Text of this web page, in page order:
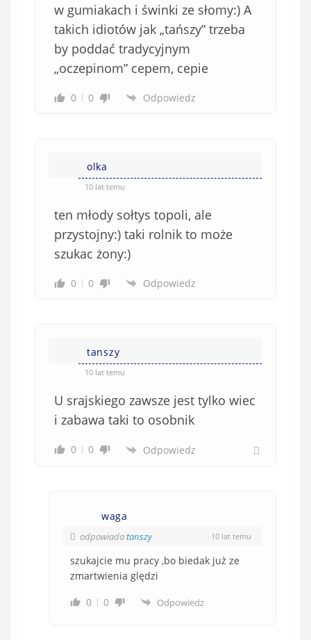
w gumiakach i świnki ze słomy:) A
takich idiotów jak „tańszy” trzeba
by poddać tradycyjnym
„oczepinom” cepem, cepie
0 0 Odpowiedz
olka
10 lat temu
ten młody sołtys topoli, ale
przystojny:) taki rolnik to może
szukac żony:)
0 0 Odpowiedz
tanszy
10 lat temu
U srajskiego zawsze jest tylko wiec
i zabawa taki to osobnik
0 0 Odpowiedz
waga
odpowiadatanszy 10 lat temu
szukajcie mu pracy ,bo biedak już ze
zmartwienia ględzi
0
0 Odpowiedz